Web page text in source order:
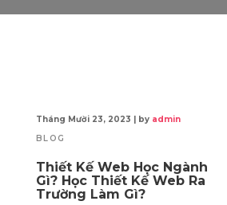
Tháng Mười 23, 2023 by admin
BLOG
Thiết Kế Web Học Ngành
Gì? Học Thiết Kế Web Ra
Trường Làm Gì?